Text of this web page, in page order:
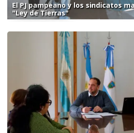
El PJ pampeano y los sindicatos
"Ley de Tierras"